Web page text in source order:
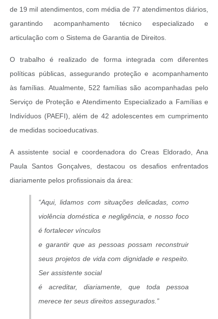
de 19 mil atendimentos, com média de 77 atendimentos diários,
garantindo acompanhamento técnico especializado e
articulação com o Sistema de Garantia de Direitos.
O trabalho é realizado de forma integrada com diferentes
políticas públicas, assegurando proteção e acompanhamento
às famílias. Atualmente, 522 famílias são acompanhadas pelo
Serviço de Proteção e Atendimento Especializado a Famílias e
Indivíduos (PAEFI), além de 42 adolescentes em cumprimento
de medidas socioeducativas.
A assistente social e coordenadora do Creas Eldorado, Ana
Paula Santos Gonçalves, destacou os desafios enfrentados
diariamente pelos profissionais da área:
“Aqui, lidamos com situações delicadas, como
violência doméstica e negligência, e nosso foco
é fortalecer vínculos
e garantir que as pessoas possam reconstruir
seus projetos de vida com dignidade e respeito.
Ser assistente social
é acreditar, diariamente, que toda pessoa
merece ter seus direitos assegurados.”